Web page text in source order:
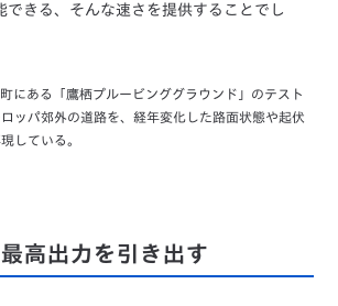
できる、そんな速さを提供することでし
にある「鷹栖プルービンググラウンド」のテスト
ッパ郊外の道路を、経年変化した路面状態や起伏
している。
高出力を引き出す